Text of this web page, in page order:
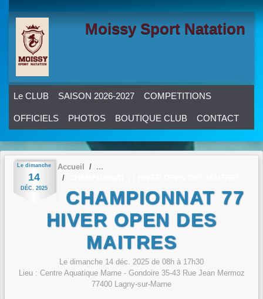
Moissy Sport Natation
Le CLUB SAISON 2026-2027 COMPETITIONS
OFFICIELS PHOTOS BOUTIQUE CLUB CONTACT
Le dimanche
14
DÉC. 2025
Accueil
CHAMPIONNAT 77
HIVER OPEN DES
MAITRES
Le dimanche 14 déc. 2025 de 08h à 17h30
Lieu : Centre Aquatique Marne - Gondoire 35-43 Rue Jean Mermoz
77400 Lagny-sur-Marne